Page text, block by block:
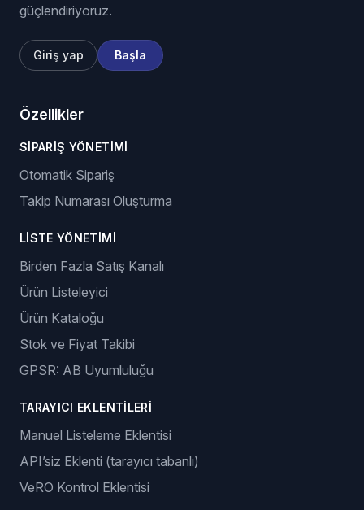
güçlendiriyoruz.
Giriş yap Başla
Özellikler
SIPARIŞ YÖNETIMI
Otomatik Sipariş
Takip Numarası Oluşturma
LISTE YÖNETIMI
Birden Fazla Satış Kanalı
Ürün Listeleyici
Ürün Kataloğu
Stok ve Fiyat Takibi
GPSR: AB Uyumluluğu
TARAYICI EKLENTILERI
Manuel Listeleme Eklentisi
API’siz Eklenti (tarayıcı tabanlı)
VeRO Kontrol Eklentisi